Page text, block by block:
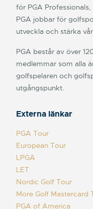
för PGA
PGA jobbar för
utveckla och stärka
PGA består av över
medlemmar som alla
golfspelaren och
utgångspunkt.
Externa länkar
PGA Tour
European Tour
LPGA
LET
Nordic Golf Tour
More Golf Mastercard
PGA of America